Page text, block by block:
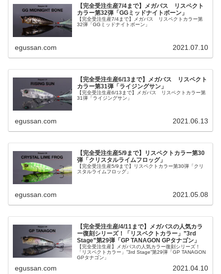
【完全受注生産7/4まで】メガバス リスペクト
カラー第32弾「GGミッドナイトボーン」
【完全受注生産7/4まで】メガバス リスペクトカラー第
32弾「GGミッドナイトボーン」
egussan.com 2021.07.10
【完全受注生産6/13まで】メガバス リスペクト
カラー第31弾「ライジングサン」
【完全受注生産6/13まで】メガバス リスペクトカラー第
31弾「ライジングサン」
egussan.com 2021.06.13
【完全受注生産5/9まで】リスペクトカラー第30
弾「クリスタルライムフロッグ」
【完全受注生産5/9まで】リスペクトカラー第30弾「クリ
スタルライムフロッグ」
egussan.com 2021.05.08
【完全受注生産/4/11まで】メガバスの人気カラ
ー復刻シリーズ！「リスペクトカラー」”3rd
Stage”第29弾「GP TANAGON GPタナゴン」
【完全受注生産】メガバスの人気カラー復刻シリーズ！
「リスペクトカラー」”3rd Stage”第29弾「GP TANAGON
GPタナゴン」
egussan.com 2021.04.10